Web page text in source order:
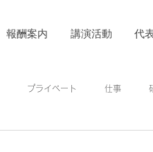
報酬案内 講演活動 代
プライベート 仕事